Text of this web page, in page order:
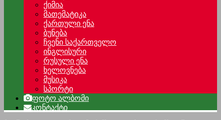
ქიმია
მათემატიკა
ქართული ენა
ბუნება
ჩვენი საქართველო
ინგლისური
რუსული ენა
ხელოვნება
მუსიკა
სპორტი
ფოტო ალბომი
კონტაქტი